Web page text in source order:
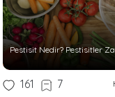
Pestisit Nedir? Pestisitler
161 7